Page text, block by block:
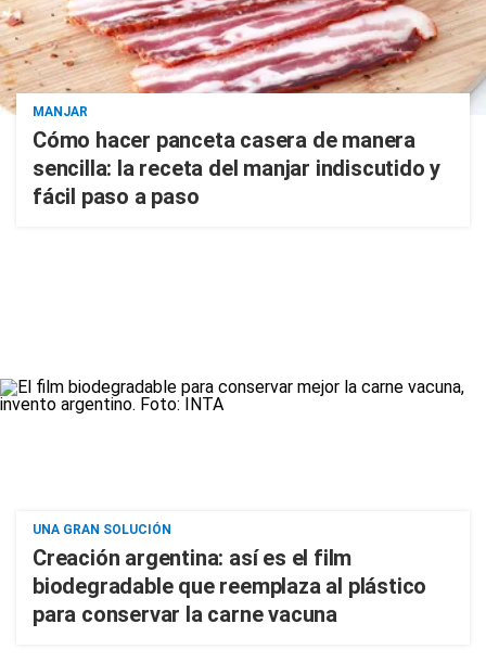
MANJAR
Cómo hacer panceta casera de manera
sencilla: la receta del manjar indiscutido y
fácil paso a paso
UNA GRAN SOLUCIÓN
Creación argentina: así es el film
biodegradable que reemplaza al plástico
para conservar la carne vacuna